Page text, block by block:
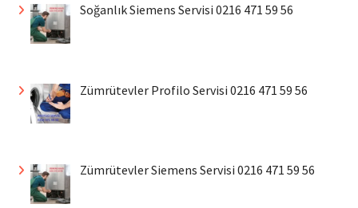
Soğanlık Siemens Servisi 0216 471 59 56
Zümrütevler Profilo Servisi 0216 471 59 56
Zümrütevler Siemens Servisi 0216 471 59 56